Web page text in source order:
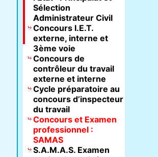
Sélection
Administrateur Civil
Concours I.E.T.
externe, interne et
3ème voie
Concours de
contrôleur du travail
externe et interne
Cycle préparatoire au
concours d’inspecteur
du travail
Concours et Examen
professionnel :
SAMAS
S.A.M.A.S. Examen